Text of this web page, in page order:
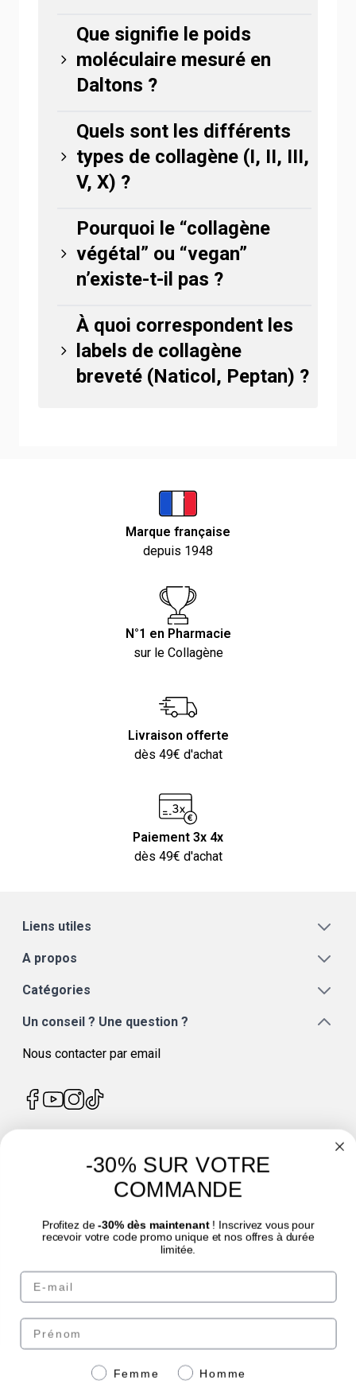
Que signifie le poids
moléculaire mesuré en
Daltons ?
Quels sont les différents
types de collagène (I, II, III,
V, X) ?
Pourquoi le “collagène
végétal” ou “vegan”
n’existe-t-il pas ?
À quoi correspondent les
labels de collagène
breveté (Naticol, Peptan) ?
Marque française
depuis 1948
N°1 en Pharmacie
sur le Collagène
Livraison offerte
dès 49€ d'achat
Paiement 3x 4x
dès 49€ d'achat
Liens utiles
A propos
Catégories
Un conseil ? Une question ?
Nous contacter par email
4.7/5
© Laboratoire des GRANIONS 2026 | Paiement sécurisé | *Norme AFNOR NF EN
eafit.com|punch-power.com
Paiement sécurisé avec
-30% SUR VOTRE
COMMANDE
Profitez de -30% dès maintenant! Inscrivez vous pour
recevoir votre code promo unique et nos offres à durée
limitée.
Email
Prénom
GenreFemme Homme